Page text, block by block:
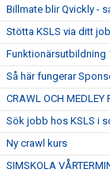
Billmate blir Qvickly -
Stötta KSLS via ditt
Funktionärsutbildning
Så här fungerar
CRAWL OCH MEDLEY
Sök jobb hos KSLS i
Ny crawl kurs
SIMSKOLA